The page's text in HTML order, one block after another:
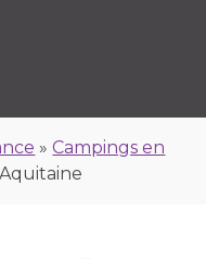
»Campings en